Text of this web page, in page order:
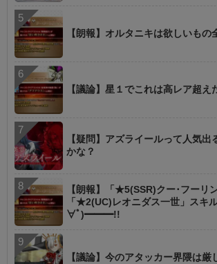
【朗報】オルタニキは欲しいもの
【議論】星１でこれは高レア超え
【疑問】アズライールって人気出
かな？
【朗報】「★5(SSR)クー･フーリ
「★2(UC)レオニダス一世」ス
∀ﾟ)━━━!!
【議論】今のアタッカー界隈は厳